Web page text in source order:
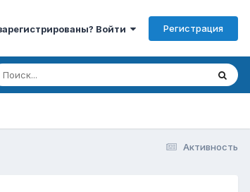
Войти Регистрация
Активность